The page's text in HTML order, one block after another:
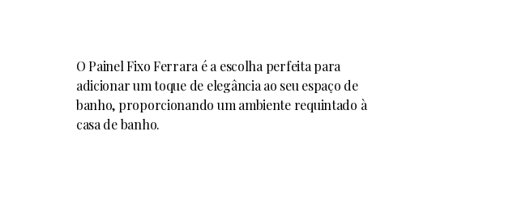
O Painel Fixo Ferrara é a escolha perfeita para
adicionar um toque de elegância ao seu espaço de
banho, proporcionando um ambiente requintado à
casa de banho.